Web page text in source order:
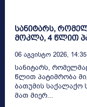
სანიტარს,
მოკლა, 4 წლით
06 Აგვისტო 2026, 14:35
სანიტარს,
წლით პატიმრობა
ბათუმის
მათ მიერ...